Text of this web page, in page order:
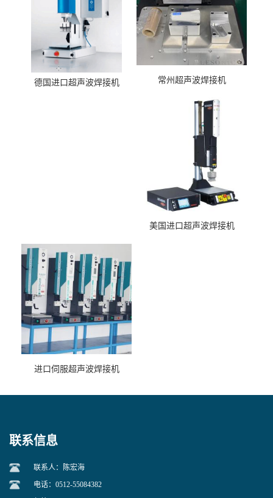
德国进口超声波焊接机 常州超声波焊接机
美国进口超声波焊接机
进口伺服超声波焊接机
联系信息
联系人：陈宏海
电话：0512-55084382